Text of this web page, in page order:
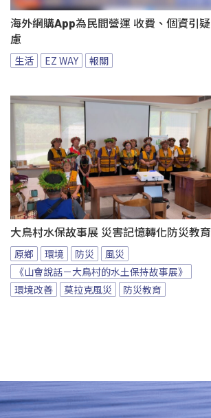
海外網購App為民間營運 收費、個資引疑
慮
生活 EZ WAY 報關
大鳥村水保故事展 災害記憶轉化防災教育
原鄉 環境 防災
風災
《山會說話－大鳥村的水土保持故事展》
環境改善
莫拉克風災 防災教育